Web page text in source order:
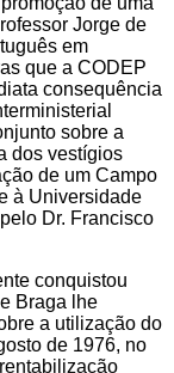
Jorge de
em
que a CODEP
consequência
sobre a
dos vestígios
de um Campo
à Universidade
Dr. Francisco
conquistou
Braga lhe
a utilização do
de 1976, no